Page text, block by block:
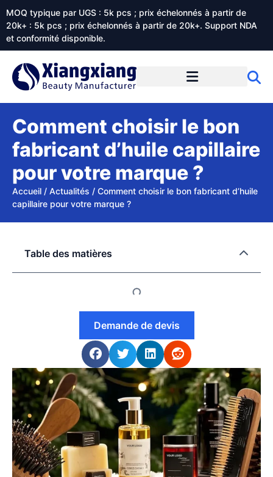
MOQ typique par UGS : 5k pcs ; prix échelonnés à partir de
20k+ : 5k pcs ; prix échelonnés à partir de 20k+. Support NDA
et conformité disponible.
Comment choisir le bon
fabricant d’huile capillaire
pour votre marque ?
Accueil / Actualités / Comment choisir le bon fabricant d’huile
capillaire pour votre marque ?
Table des matières
Demande de devis